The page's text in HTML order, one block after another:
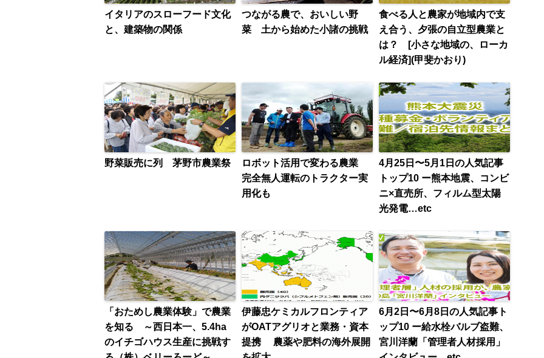
イタリアのスローフード文化
と、建築物の関係
つながる農で、おいしい野
菜 土から始めた小諸の挑戦
食べる人と農家が地域内で支
え合う、夕張の自立型農業と
は？ [小さな地域の、ローカ
ル経済](甲斐かおり)
野菜販売に列 茅野市農業祭
ロボット活用で変わる農業
完全無人運転のトラクター実
用化も
4月25日〜5月1日の人気記事
トップ10 ー熊本地震、コンビ
ニ×直売所、フィルム型太陽
光発電…etc
「おためし農業体験」で農業
を知る ～西日本一、5.4ha
のイチゴハウス生産に挑戦す
伊藤忠ケミカルフロンティア
がOATアグリオと業務・資本
提携 農薬や肥料の海外展開
6月2日〜6月8日の人気記事ト
ップ10 ー給水栓バルブ盗難、
宮川洋蘭「管理者人材採用」